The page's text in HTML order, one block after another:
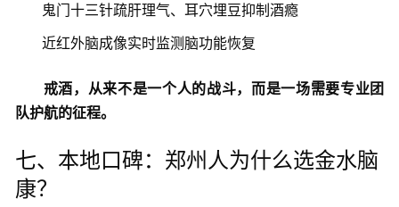
鬼门十三针疏肝理气、耳穴埋豆抑制酒瘾
近红外脑成像实时监测脑功能恢复
戒酒，从来不是一个人的战斗，而是一场需要专业团
队护航的征程。
七、本地口碑：郑州人为什么选金水脑
康？